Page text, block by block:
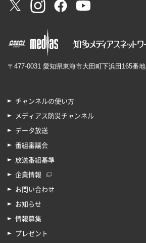
〒477-0031 愛知県東海市大田町下浜田165番地
チャンネルの使い方
メディアス防災チャンネル
データ放送
番組審議会
放送番組基準
企業情報
お問い合わせ
お知らせ
情報募集
プレゼント